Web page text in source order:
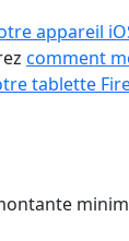
appareil
comment
tablette